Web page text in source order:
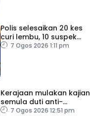
Polis selesaikan 20 kes
curi lembu, 10 suspek
diberkas
7 Ogos 2026 1:11 pm
Kerajaan mulakan kajian
semula duti anti-
lambakan import
7 Ogos 2026 12:51 pm